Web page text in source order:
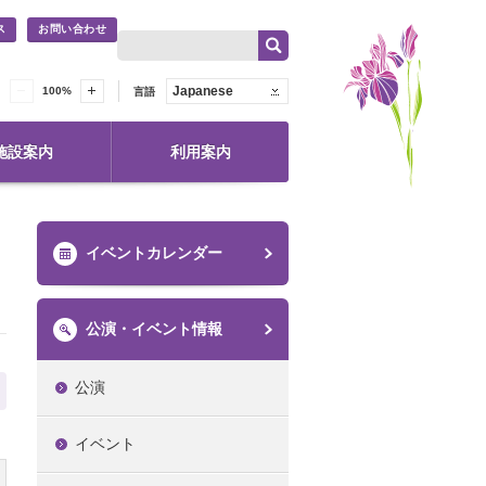
お問い合わせ
100% 言語 Japanese
設案内 利用案内
イベントカレンダー
公演・イベント情報
公演
イベント